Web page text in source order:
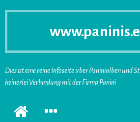
Dies ist eine reine Infoseite über Paninialben und
keinerlei Verbindung mit der Firma Panini
Startseite
SEKUNDÄRE